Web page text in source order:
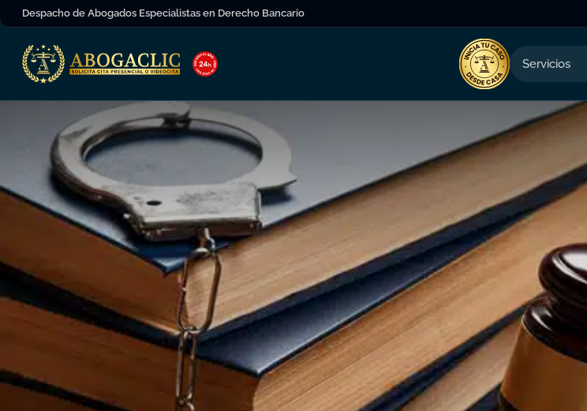
Despacho de Abogados Especialistas en Derecho Bancario
Servicios